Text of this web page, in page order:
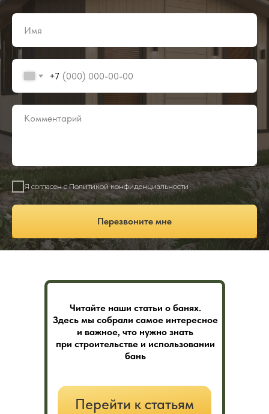
+7
Я согласен с Политикой конфиденциальности
Перезвоните мне
Читайте наши статьи о банях.
Здесь мы собрали самое интересное
и важное, что нужно знать
при строительстве и использовании
бань
Перейти к статьям